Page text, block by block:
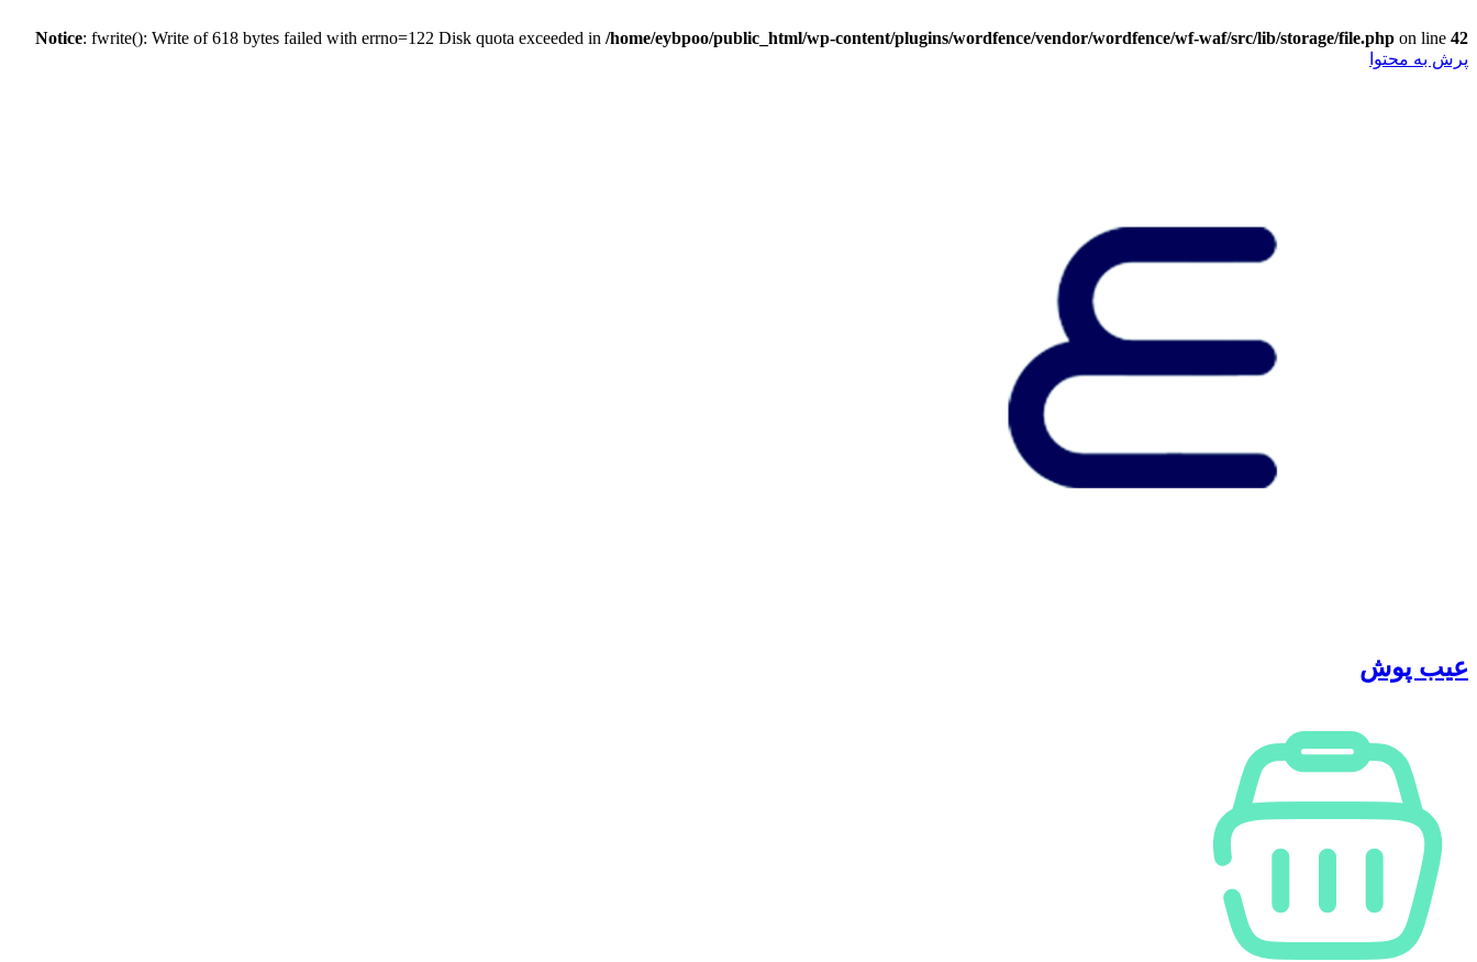
Notice: fwrite(): Write of 618 bytes failed with errno=122 Disk quota exceeded in /home/eybpoo/public_html/wp-content/plugins/wordfence/vendor/wordfence/wf-waf/src/lib/storage/file.php on line 42
پرش به محتوا
عیب پوش